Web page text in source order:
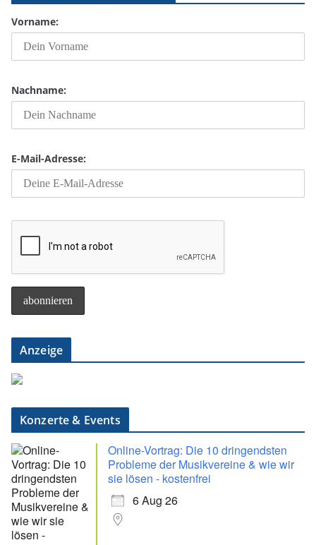
Vorname:
Nachname:
E-Mail-Adresse:
Anzeige
Konzerte & Events
Online-Vortrag: Die 10 dringendsten
Probleme der Musikvereine & wie wir
sie lösen - kostenfrei
6 Aug 26